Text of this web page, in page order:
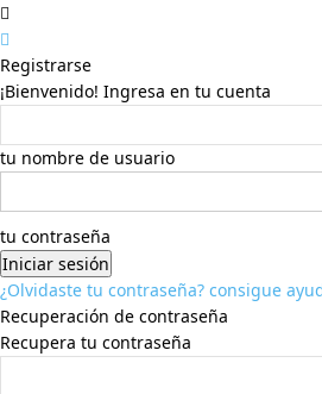
Registrarse
¡Bienvenido! Ingresa en tu cuenta
tu nombre de usuario
tu contraseña
¿Olvidaste tu contraseña? consigue
Recuperación de contraseña
Recupera tu contraseña